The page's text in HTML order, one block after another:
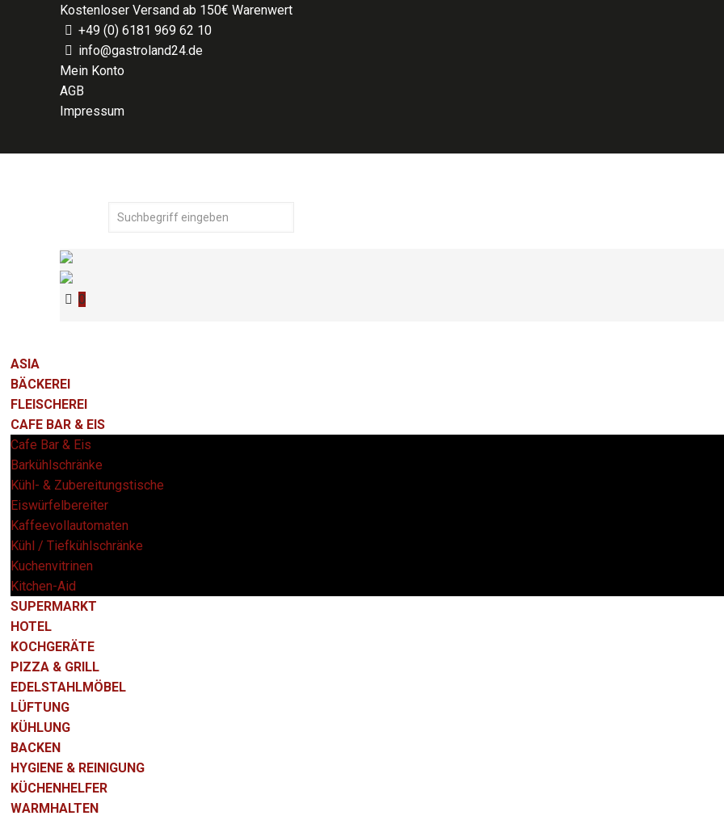
Kostenloser Versand ab 150€ Warenwert
+49 (0) 6181 969 62 10
info@gastroland24.de
Mein Konto
AGB
Impressum
0
ASIA
BÄCKEREI
FLEISCHEREI
CAFE BAR & EIS
Cafe Bar & Eis
Barkühlschränke
Kühl- & Zubereitungstische
Eiswürfelbereiter
Kaffeevollautomaten
Kühl / Tiefkühlschränke
Kuchenvitrinen
Kitchen-Aid
SUPERMARKT
HOTEL
KOCHGERÄTE
PIZZA & GRILL
EDELSTAHLMÖBEL
LÜFTUNG
KÜHLUNG
BACKEN
HYGIENE & REINIGUNG
KÜCHENHELFER
WARMHALTEN